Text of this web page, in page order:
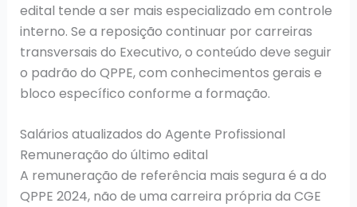
edital tende a ser mais especializado em controle
interno. Se a reposição continuar por carreiras
transversais do Executivo, o conteúdo deve seguir
o padrão do QPPE, com conhecimentos gerais e
bloco específico conforme a formação.
Salários atualizados do Agente Profissional
Remuneração do último edital
A remuneração de referência mais segura é a do
QPPE 2024, não de uma carreira própria da CGE